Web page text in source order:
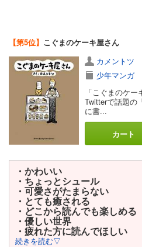
【第5位】 こぐまのケーキ屋さん
カメントツ
少年マンガ
「こぐまのケ
Twitterで話題の
に書...
カート
・かわいい
・ちょっとシュール
・可愛さがたまらない
・とても癒される
・どこから読んでも楽しめる
・優しい世界
・疲れた方に読んでほしい
続きを読む▽